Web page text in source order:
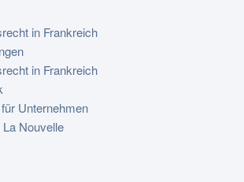
in Frankreich
in Frankreich
Unternehmen
Nouvelle